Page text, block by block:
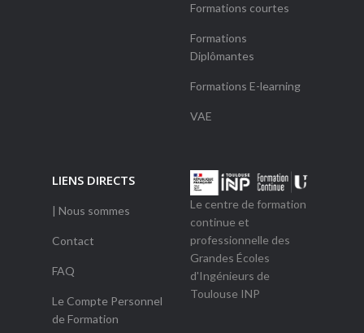
Formations courtes
Formations
Diplômantes
Formations E-learning
VAE
LIENS DIRECTS
| Nous sommes
Contact
FAQ
Le Compte Personnel
de Formation
Le centre de formation
continue et
professionnelle des
Grandes Écoles
d'Ingénieurs de
Toulouse INP